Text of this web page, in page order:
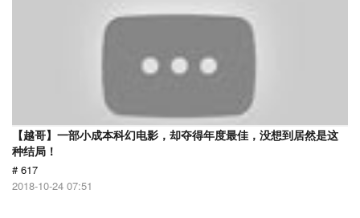
【越哥】一部小成本科幻电影，却夺得年度最佳，没想到居然是这
种结局！
# 617
2018-10-24 07:51